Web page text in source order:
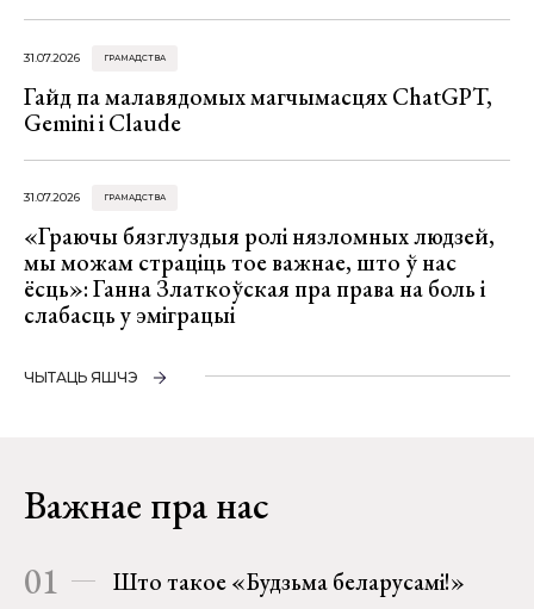
31.07.2026 ГРАМАДСТВА
Гайд па малавядомых магчымасцях ChatGPT,
Gemini і Claude
31.07.2026 ГРАМАДСТВА
«Граючы бязглуздыя ролі нязломных людзей,
мы можам страціць тое важнае, што ў нас
ёсць»: Ганна Златкоўская пра права на боль і
слабасць у эміграцыі
ЧЫТАЦЬ ЯШЧЭ
Важнае пра нас
01 Што такое «Будзьма беларусамі!»